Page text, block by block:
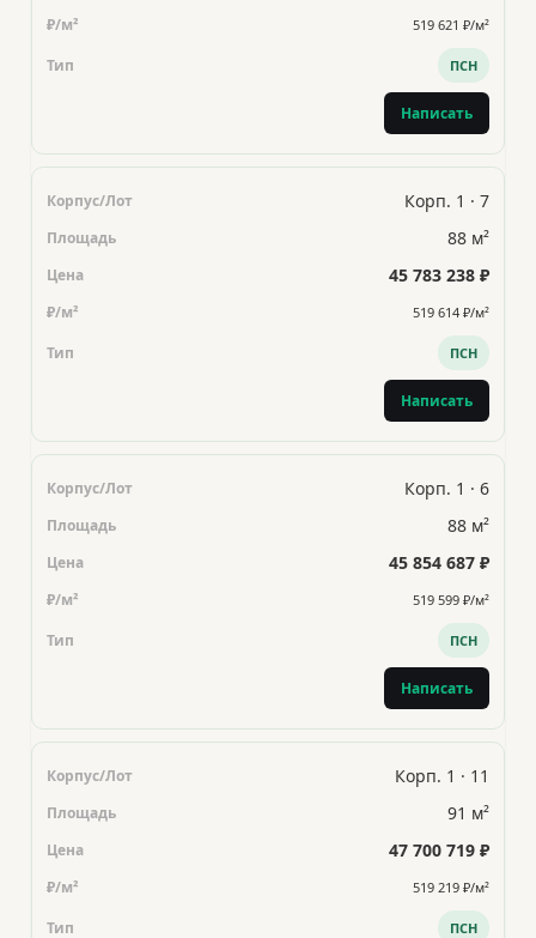
519 621 ₽/м²
ПСН
Написать
Корп. 1 · 7
88 м²
45 783 238 ₽
519 614 ₽/м²
ПСН
Написать
Корп. 1 · 6
88 м²
45 854 687 ₽
519 599 ₽/м²
ПСН
Написать
Корп. 1 · 11
91 м²
47 700 719 ₽
519 219 ₽/м²
ПСН